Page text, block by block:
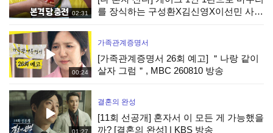
02:31
를 장식하는 구성환X김신영X이선민 사전
00:24
가족관계증명서
[가족관계증명서 26회 예고] ＂나랑 같이
살자 그럼＂, MBC 260810 방송
01:27
결혼의 완성
[11회 선공개] 혼자서 이 모든 게 가능했을
까? [결혼의 완성] | KBS 방송